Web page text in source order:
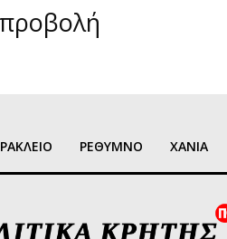
ΡΕΘΥΜΝΟ ΧΑΝΙΑ